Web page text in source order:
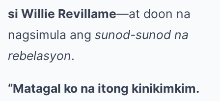
si Willie Revillame—at doon na
nagsimula ang sunod-sunod na
rebelasyon.
“Matagal ko na itong kinikimkim.